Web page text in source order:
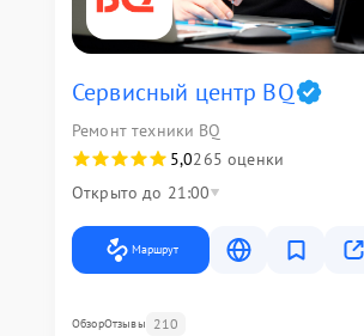
Сервисный центр BQ
Ремонт техники BQ
5,0265 оценки
Открыто до 21:00
Маршрут
ОбзорОтзывы 210